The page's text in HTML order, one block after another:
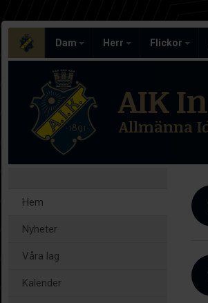
Dam Herr Flickor
AIK
Allmänna
Hem
Nyheter
Våra lag
Kalender